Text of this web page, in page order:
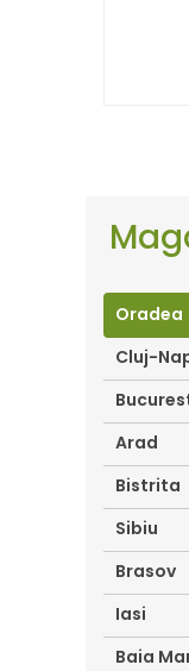
Oradea
Cluj-
Arad
Bistrita
Sibiu
Brasov
Iasi
Baia